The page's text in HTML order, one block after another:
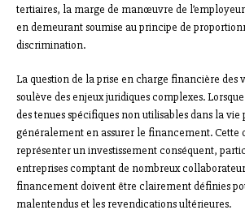
tertiaires, la marge de manœuvre de
en demeurant soumise au principe de
discrimination.
La question de la prise en charge financière des
soulève des enjeux juridiques complexes.
des tenues spécifiques non utilisables dans la
généralement en assurer le financement. Cette
représenter un investissement conséquent,
entreprises comptant de nombreux
financement doivent être clairement définies
malentendus et les revendications ultérieures.